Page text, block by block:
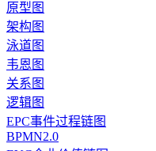
原型图
架构图
泳道图
韦恩图
关系图
逻辑图
EPC事件过程链图
BPMN2.0